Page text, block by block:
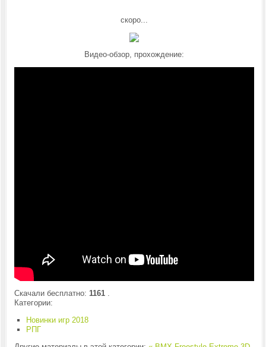
скоро...
Видео-обзор, прохождение:
Скачали бесплатно: 1161.
Категории:
Новинки игр 2018
РПГ